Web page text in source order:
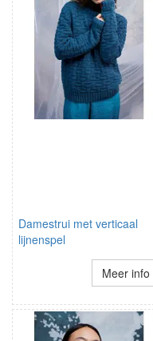
Damestrui met verticaal
lijnenspel
Meer info